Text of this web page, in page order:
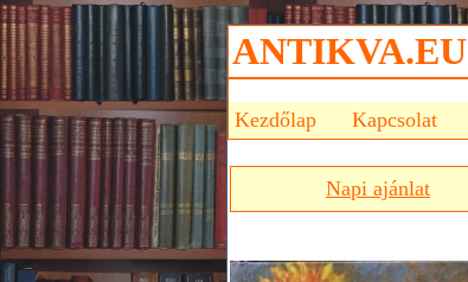
ANTIKVA.EU
Kezdőlap Kapcsolat
Napi ajánlat